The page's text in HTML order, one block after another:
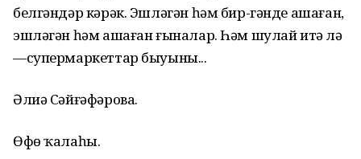
белгәндәр кәрәк. Эшләгән һәм бир-гәнде ашаған,
эшләгән һәм ашаған ғыналар. Һәм шулай итә лә
—супермаркеттар быуыны...
Әлиә Сәйғәфәрова.
Өфө ҡалаһы.